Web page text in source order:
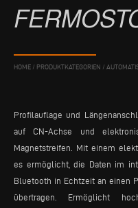
HOME / PRODUKTKATEGORIEN /
Profilauflage und
auf CN-Achse und
Magnetstreifen. Mit einem
es ermöglicht, die Daten im
Bluetooth in Echtzeit an einen
übertragen. Ermöglicht